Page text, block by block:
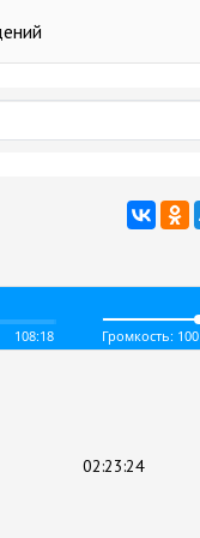
108:18 Громкость: 100
02:23:24